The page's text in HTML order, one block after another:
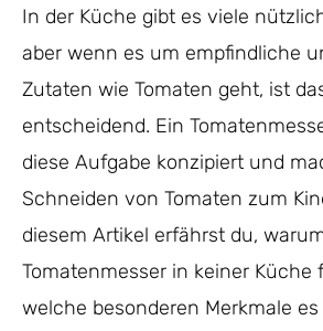
In der Küche gibt es viele
aber wenn es um empfindliche
Zutaten wie Tomaten geht, ist
entscheidend. Ein
diese Aufgabe konzipiert und
Schneiden von Tomaten zum
diesem Artikel erfährst du,
Tomatenmesser in keiner Küche
welche besonderen Merkmale